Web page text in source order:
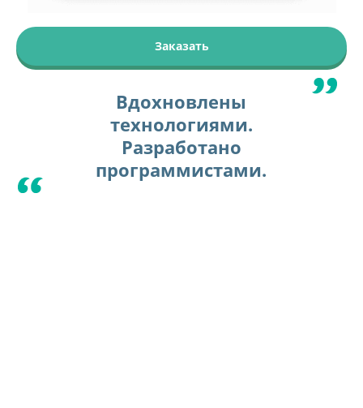
Заказать
Вдохновлены
технологиями.
Разработано
программистами.